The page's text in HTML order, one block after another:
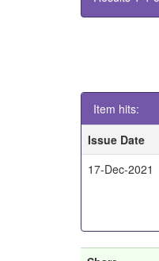
Item hits:
Issue Date
17-Dec-2021